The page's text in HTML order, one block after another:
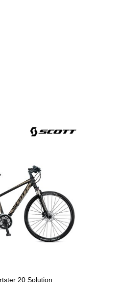
20 Solution